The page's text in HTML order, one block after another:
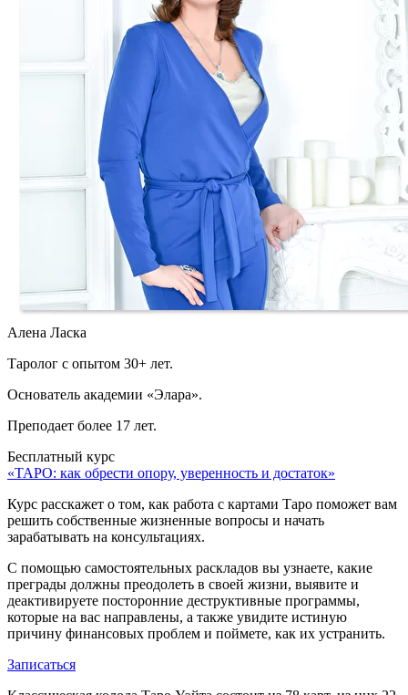
Алена Ласка
Таролог с опытом 30+ лет.
Основатель академии «Элара».
Преподает более 17 лет.
Бесплатный курс
«ТАРО: как обрести опору, уверенность и достаток»
Курс расскажет о том, как работа с картами Таро поможет вам
решить собственные жизненные вопросы и начать
зарабатывать на консультациях.
С помощью самостоятельных раскладов вы узнаете, какие
преграды должны преодолеть в своей жизни, выявите и
деактивируете посторонние деструктивные программы,
которые на вас направлены, а также увидите истиную
причину финансовых проблем и поймете, как их устранить.
Записаться